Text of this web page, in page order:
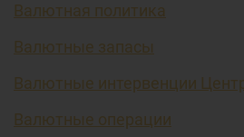
Валютная политика
Валютные запасы
Валютные интервенции
Валютные операции